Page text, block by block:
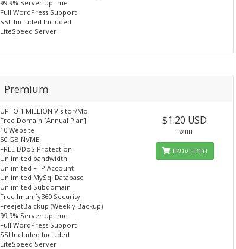
99.9% Server Uptime
Full WordPress Support
SSL Included Included
LiteSpeed Server
Premium
UPTO 1 MILLION Visitor/Mo
Free Domain [Annual Plan]
10 Website
50 GB NVME
FREE DDoS Protection
Unlimited bandwidth
Unlimited FTP Account
Unlimited MySql Database
Unlimited Subdomain
Free lmunify360 Security
FreejetBa ckup (Weekly Backup)
99.9% Server Uptime
Full WordPress Support
SSLIncluded Included
LiteSpeed Server
$1.20 USD
חודשי
הזמינו עכשיו